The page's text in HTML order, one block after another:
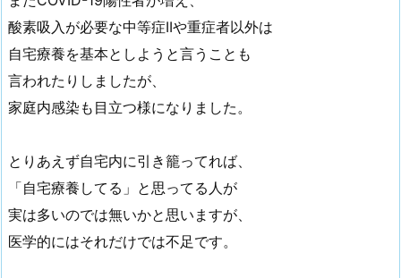
酸素吸入が必要な中等症IIや重症者以外は
自宅療養を基本としようと言うことも
言われたりしましたが、
家庭内感染も目立つ様になりました。
とりあえず自宅内に引き籠ってれば、
「自宅療養してる」と思ってる人が
実は多いのでは無いかと思いますが、
医学的にはそれだけでは不足です。